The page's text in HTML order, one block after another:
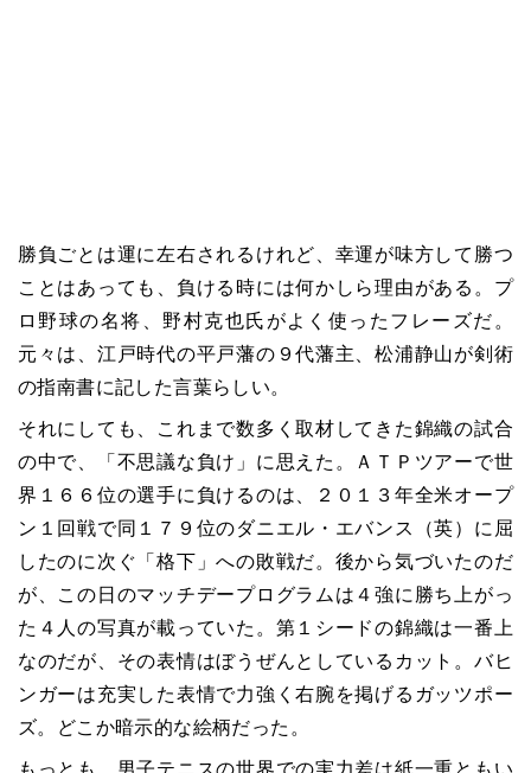
勝負ごとは運に左右されるけれど、幸運が味方して勝つ
ことはあっても、負ける時には何かしら理由がある。プ
ロ野球の名将、野村克也氏がよく使ったフレーズだ。
元々は、江戸時代の平戸藩の９代藩主、松浦静山が剣術
の指南書に記した言葉らしい。
それにしても、これまで数多く取材してきた錦織の試合
の中で、「不思議な負け」に思えた。ＡＴＰツアーで世
界１６６位の選手に負けるのは、２０１３年全米オープ
ン１回戦で同１７９位のダニエル・エバンス（英）に屈
したのに次ぐ「格下」への敗戦だ。後から気づいたのだ
が、この日のマッチデープログラムは４強に勝ち上がっ
た４人の写真が載っていた。第１シードの錦織は一番上
なのだが、その表情はぼうぜんとしているカット。バヒ
ンガーは充実した表情で力強く右腕を掲げるガッツポー
ズ。どこか暗示的な絵柄だった。
もっとも、男子テニスの世界での実力差は紙一重ともい